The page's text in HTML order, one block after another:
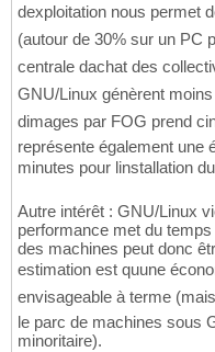
dexploitation nous permet
(autour de 30% sur un PC
centrale dachat des
GNU/Linux génèrent moins
dimages par FOG prend
représente également une
minutes pour linstallation
Autre intérêt : GNU/Linux
performance met du
des machines peut donc
estimation est quune
envisageable à terme
le parc de machines sous
minoritaire).